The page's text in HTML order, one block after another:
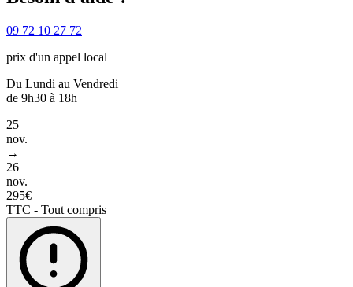
09 72 10 27 72
prix d'un appel local
Du Lundi au Vendredi
de 9h30 à 18h
25
nov.
→
26
nov.
295€
TTC - Tout compris